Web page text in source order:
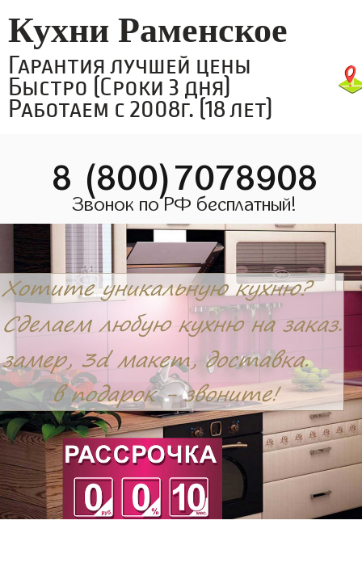
Кухни Раменское
Гарантия лучшей цены
Быстро (Сроки 3 дня)
Работаем с 2008г. (18 лет)
8 (800)7078908
Звонок по РФ бесплатный!